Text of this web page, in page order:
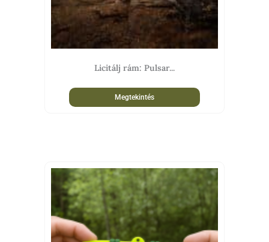
Licitálj rám: Pulsar...
Megtekintés